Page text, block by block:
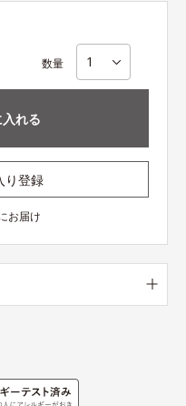
数量
れる
り登録
お届け